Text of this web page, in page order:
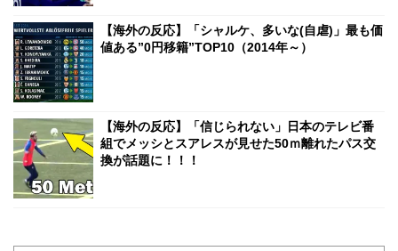
【海外の反応】「シャルケ、多いな(自虐)」最も価
値ある”0円移籍”TOP10（2014年～）
【海外の反応】「信じられない」日本のテレビ番
組でメッシとスアレスが見せた50ｍ離れたパス交
換が話題に！！！